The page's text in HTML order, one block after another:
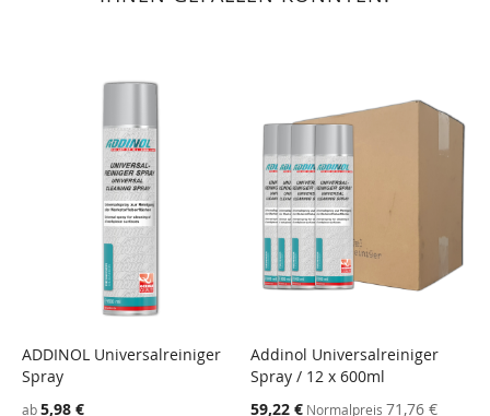
ADDINOL Universalreiniger
Spray
ab5,98 €
Addinol Universalreiniger
Spray / 12 x 600ml
Sonderangebot
59,22 € Normalpreis 71,76 €